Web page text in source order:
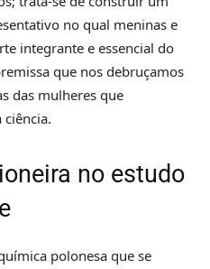
no qual meninas e
integrante e essencial do
que nos debruçamos
das mulheres que
no estudo
polonesa que se